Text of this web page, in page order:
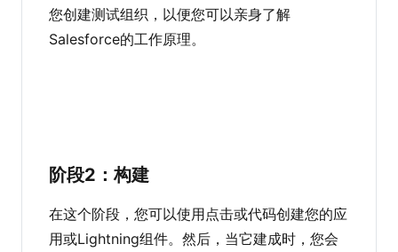
您创建测试组织，以便您可以亲身了解
Salesforce的工作原理。
阶段2：构建
在这个阶段，您可以使用点击或代码创建您的应
用或Lightning组件。然后，当它建成时，您会